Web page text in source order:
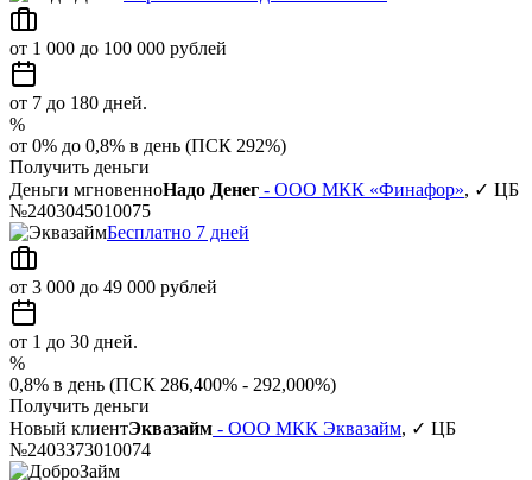
от 1 000 до 100 000 рублей
от 7 до 180 дней.
%
от 0% до 0,8% в день (ПСК 292%)
Получить деньги
Деньги мгновенноНадо Денег - ООО МКК «Финафор», ✓ ЦБ
№2403045010075
Бесплатно 7 дней
от 3 000 до 49 000 рублей
от 1 до 30 дней.
%
0,8% в день (ПСК 286,400% - 292,000%)
Получить деньги
Новый клиентЭквазайм - ООО МКК Эквазайм, ✓ ЦБ
№2403373010074